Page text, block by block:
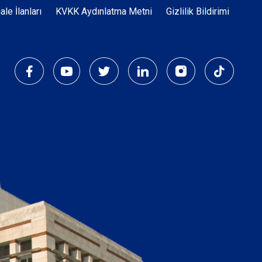
İlanları KVKK Aydınlatma Metni Gizlilik Bildirimi